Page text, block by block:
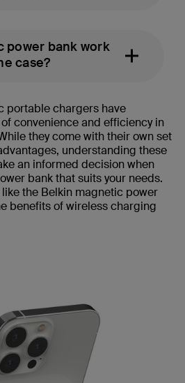
power bank work
case?
portable chargers have
convenience and efficiency in
they come with their own set
understanding these
an informed decision when
bank that suits your needs.
the Belkin magnetic power
benefits of wireless charging